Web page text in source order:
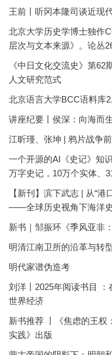
王前丨听冈本隆司谈近现
北京大学历史学博士独作
层次与文本来源》。论丛
《中日文化交流史》第
人文研究范式
北京语言大学BCC语料库
讲座纪要丨侯深：向海而
江昕瑾、张坤 | 鸦片战争
一个开源的AI《史记》知
万字史记，10万个实体、
【新刊】滨下武志 | 从“港
——全球历史视角下海洋
新书｜邹振环《季风亚非
明清江南卫所的沿革与转
明代家谱伪造考
刘洋丨2025年阅读书目
世界经济
新书推荐 丨《焦虑的王权
实践》出版